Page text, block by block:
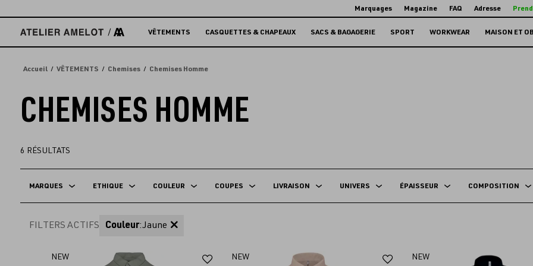
directement
contenu
Marquages Magazine FAQ Adresse
VÊTEMENTS CASQUETTES & CHAPEAUX SACS & BAGAGERIE SPORT WORKWEAR MAISON ET
Accueil VÊTEMENTS Chemises Chemises Homme
CHEMISES HOMME
6 RÉSULTATS
MARQUES ETHIQUE COULEUR COUPES LIVRAISON UNIVERS ÉPAISSEUR COMPOSITION
FILTERS ACTIFS Couleur:Jaune
NEW
Ajouter
NEW
Ajouter
NEW